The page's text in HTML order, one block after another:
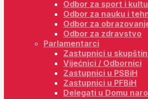
Odbor za sport i
Odbor za nauku i
Odbor za
Odbor za zdravstvo
Parlamentarci
Zastupnici u
Vijećnici / Odbornici
Zastupnici u PSBiH
Zastupnici u PFBiH
Delegati u Domu